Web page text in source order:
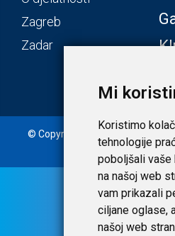
Mi
Koristimo
tehnologije
poboljšali
na našoj web
vam prikazali
ciljane oglase,
našoj web
Zagreb
Zadar
© Copyright 2020. Laudato d.o.o.
7,53450 HRK |